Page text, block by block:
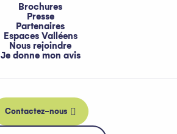
Brochures
Presse
Partenaires
Espaces Valléens
Nous rejoindre
Je donne mon avis
Contactez-nous